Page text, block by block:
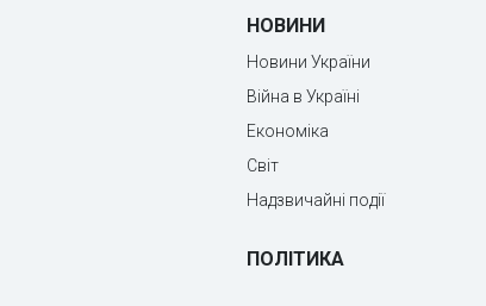
НОВИНИ
Новини України
Війна в Україні
Економіка
Світ
Надзвичайні події
ПОЛІТИКА